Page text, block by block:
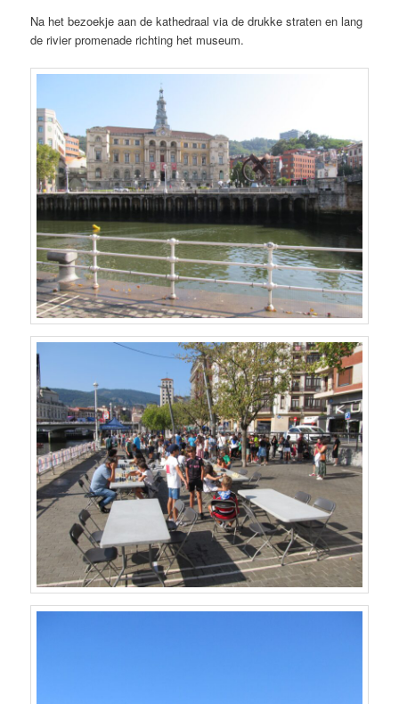
Na het bezoekje aan de kathedraal via de drukke straten en lang
de rivier promenade richting het museum.